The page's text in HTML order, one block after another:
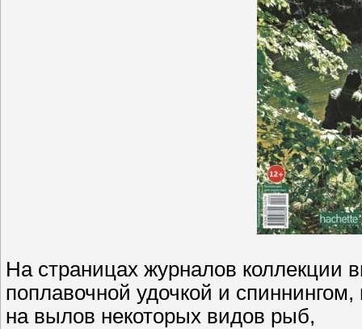
На страницах журналов коллекции
поплавочной удочкой и
на вылов некоторых видов рыб,